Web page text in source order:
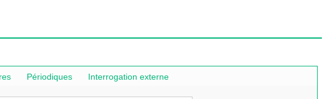
Périodiques Interrogation externe